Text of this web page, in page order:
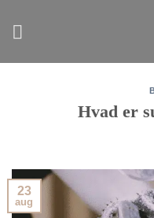
Hvad er
23
aug